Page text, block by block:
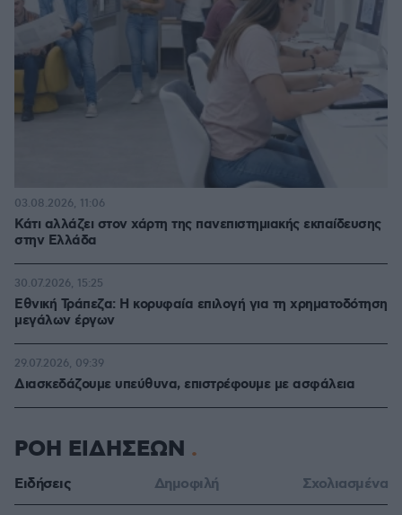
Κάτι αλλάζει στον χάρτη της πανεπιστημιακής εκπαίδευσης
στην Ελλάδα
03.08.2026, 11:06
Εθνική Τράπεζα: Η κορυφαία επιλογή για τη χρηματοδότηση
μεγάλων έργων
30.07.2026, 15:25
Διασκεδάζουμε υπεύθυνα, επιστρέφουμε με ασφάλεια
29.07.2026, 09:39
ΡΟΗ ΕΙΔΗΣΕΩΝ
Ειδήσεις Δημοφιλή Σχολιασμένα